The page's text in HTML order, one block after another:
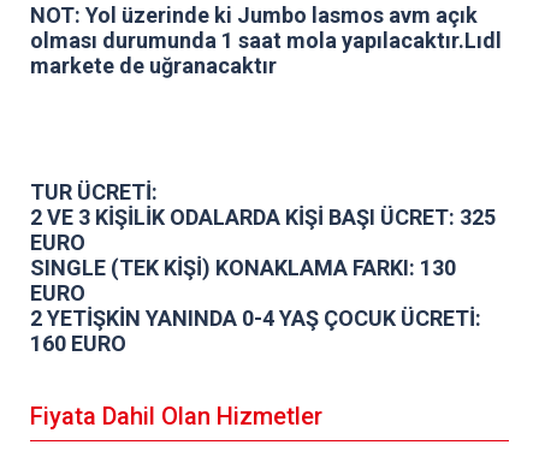
NOT: Yol üzerinde ki Jumbo lasmos avm açık
olması durumunda 1 saat mola yapılacaktır.Lıdl
markete de uğranacaktır
TUR ÜCRETİ:
2 VE 3 KİŞİLİK ODALARDA KİŞİ BAŞI ÜCRET: 325
EURO
SINGLE (TEK KİŞİ) KONAKLAMA FARKI: 130
EURO
2 YETİŞKİN YANINDA 0-4 YAŞ ÇOCUK ÜCRETİ:
160 EURO
Fiyata Dahil Olan Hizmetler